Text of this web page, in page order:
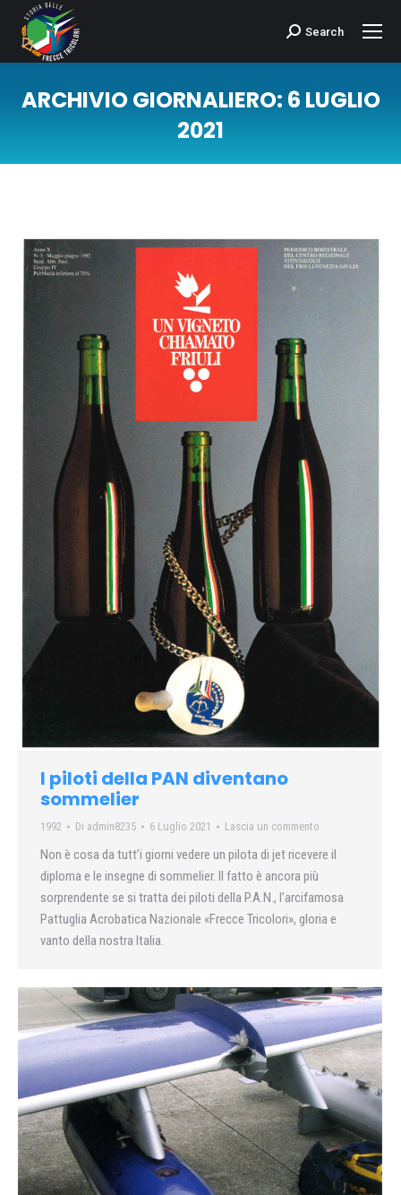
Cerca:Search
ARCHIVIO GIORNALIERO: 6 LUGLIO
2021
I piloti della PAN diventano
sommelier
1992 Di admin8235 6 Luglio 2021 Lascia un commento
Non è cosa da tutt’i giorni vedere un pilota di jet ricevere il
diploma e le insegne di sommelier. Il fatto è ancora più
sorprendente se si tratta dei piloti della P.A.N., l’arcifamosa
Pattuglia Acrobatica Nazionale «Frecce Tricolori», gloria e
vanto della nostra Italia.